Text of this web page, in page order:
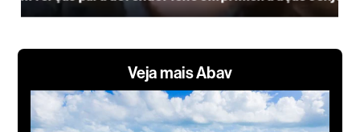
Veja mais Abav